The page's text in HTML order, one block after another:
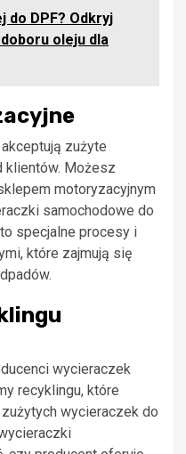
do DPF? Odkryj
oleju dla
zużyte
klientów. Możesz
motoryzacyjnym
samochodowe do
specjalne procesy i
które zajmują się
wycieraczek
recyklingu, które
wycieraczek do